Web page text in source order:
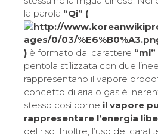
la parola “Qi” (
) è formato dal carattere
pentola stilizzata con due
rappresentano il vapore
concetto di aria o gas è
stesso così come il vapore
rappresentare l’energia
del riso. Inoltre, l’uso del